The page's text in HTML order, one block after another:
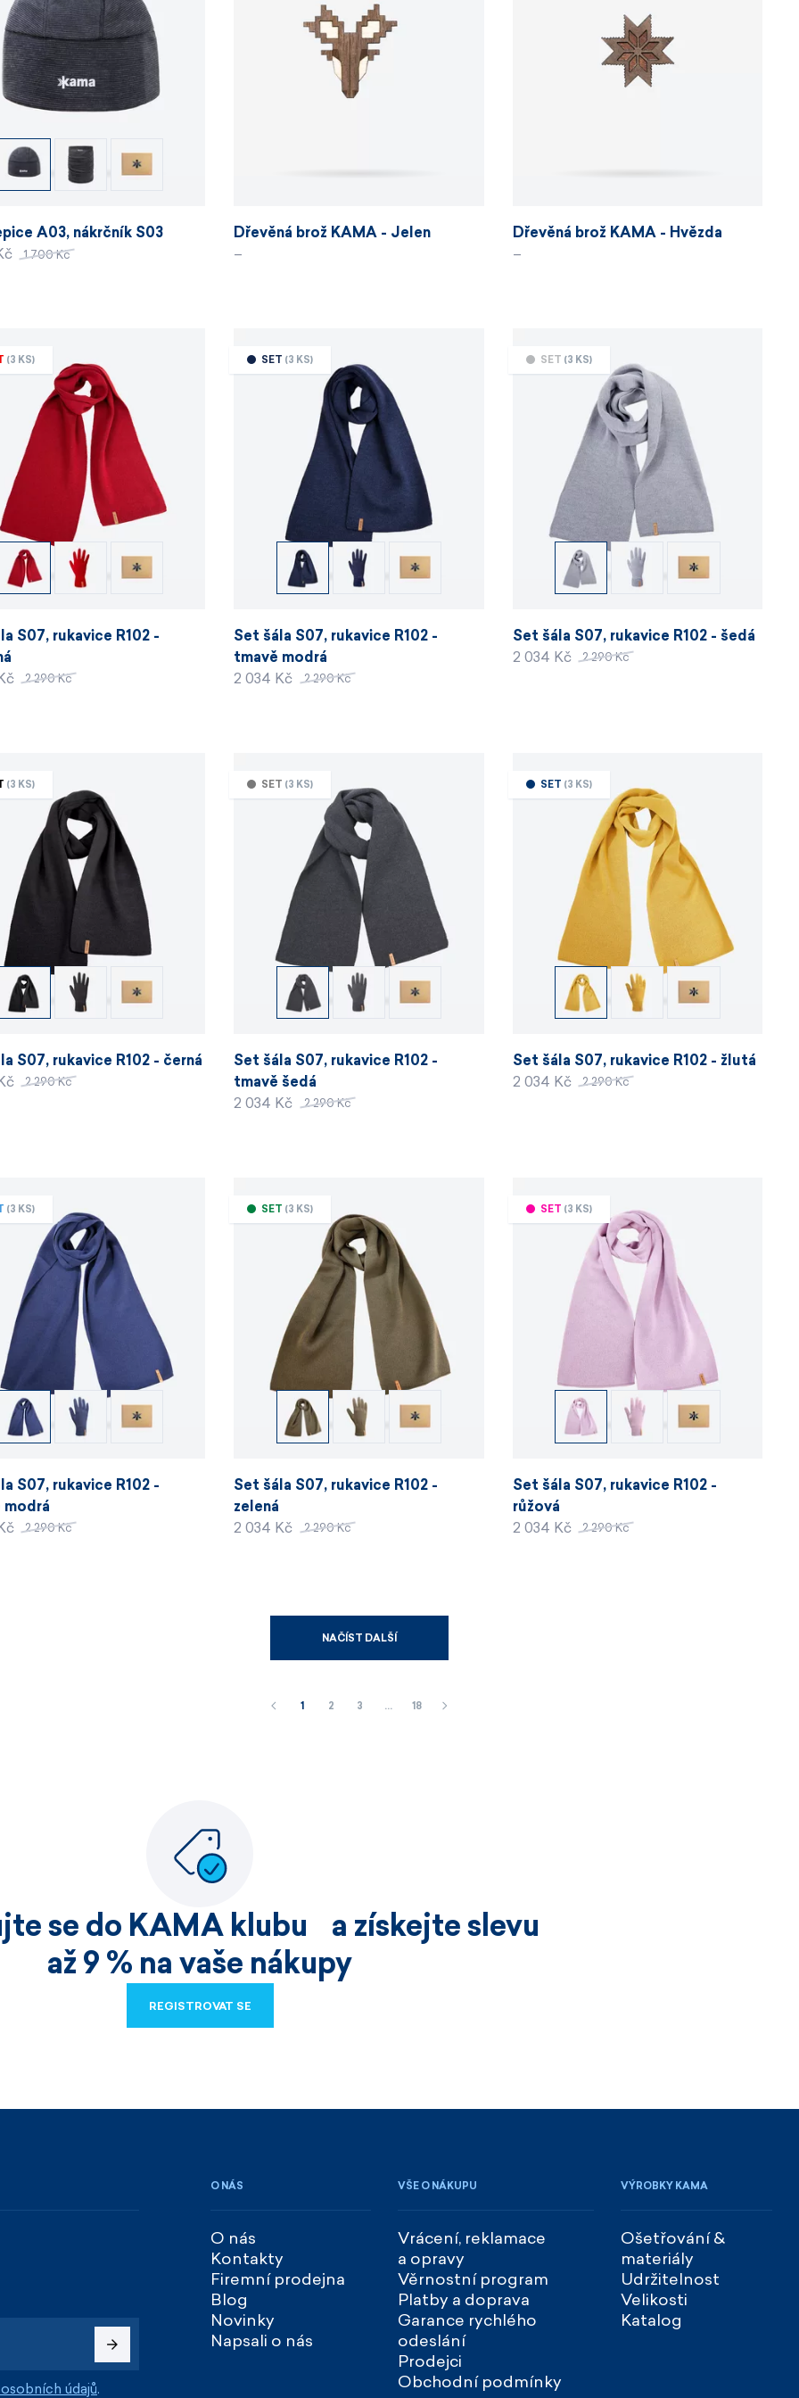
A03, nákrčník S03
1 700 Kč
Dřevěná brož KAMA - Jelen
–
Dřevěná brož KAMA - Hvězda
–
S07, rukavice R102 -
2 290 Kč
(3 KS)
Set šála S07, rukavice R102 -
tmavě modrá
2 034 Kč
2 290 Kč
SET (3 KS)
Set šála S07, rukavice R102 - šedá
2 034 Kč
2 290 Kč
SET (3 KS)
S07, rukavice R102 - černá
2 290 Kč
(3 KS)
Set šála S07, rukavice R102 -
tmavě šedá
2 034 Kč
2 290 Kč
SET (3 KS)
Set šála S07, rukavice R102 - žlutá
2 034 Kč
2 290 Kč
SET (3 KS)
S07, rukavice R102 -
2 290 Kč
(3 KS)
Set šála S07, rukavice R102 -
zelená
2 034 Kč
2 290 Kč
SET (3 KS)
Set šála S07, rukavice R102 -
růžová
2 034 Kč
2 290 Kč
SET (3 KS)
NAČÍST DALŠÍ
1 2 3 … 18
se do KAMA klubu a získejte slevu
až 9 % na vaše nákupy
REGISTROVAT SE
údajů.
O NÁS
O nás
Kontakty
Firemní prodejna
Blog
Novinky
Napsali o nás
VŠE O NÁKUPU
Vrácení, reklamace
a opravy
Věrnostní program
Platby a doprava
Garance rychlého
odeslání
Prodejci
Obchodní podmínky
VÝROBKY KAMA
Ošetřování &
materiály
Udržitelnost
Velikosti
Katalog